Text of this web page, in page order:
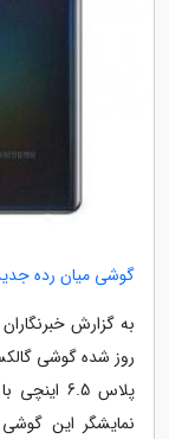
گوشی میان رده جدید
به گزارش